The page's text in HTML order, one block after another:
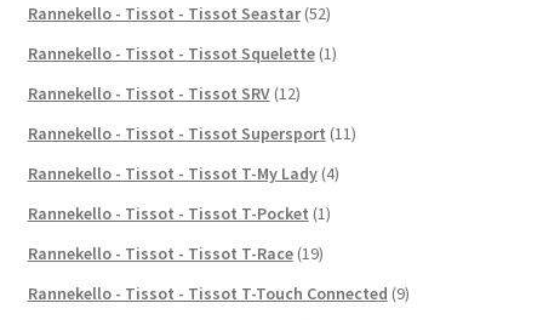
Rannekello - Tissot - Tissot Seastar (52)
Rannekello - Tissot - Tissot Squelette (1)
Rannekello - Tissot - Tissot SRV (12)
Rannekello - Tissot - Tissot Supersport (11)
Rannekello - Tissot - Tissot T-My Lady (4)
Rannekello - Tissot - Tissot T-Pocket (1)
Rannekello - Tissot - Tissot T-Race (19)
Rannekello - Tissot - Tissot T-Touch Connected (9)